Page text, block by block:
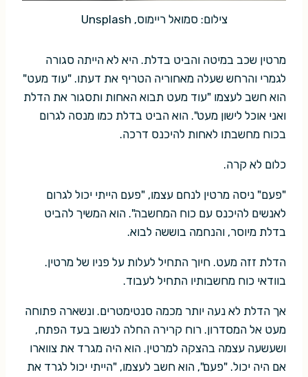
צילום: סמואל ריימוס, Unsplash
מרטין שכב במיטה והביט בדלת. היא לא הייתה סגורה
לגמרי והרחש שעלה מאחוריה הטריף את דעתו. "עוד מעט"
הוא חשב לעצמו "עוד מעט תבוא האחות ותסגור את הדלת
ואני אוכל לישון מעט". הוא הביט בדלת כמו מנסה לגרום
בכוח מחשבתו לאחות להיכנס דרכה.
כלום לא קרה.
"פעם" ניסה מרטין לנחם עצמו, "פעם הייתי יכול לגרום
לאנשים להיכנס עם כוח המחשבה". הוא המשיך להביט
בדלת מיוסר, והנחמה בוששה לבוא.
הדלת זזה מעט. חיוך התחיל לעלות על פניו של מרטין.
בוודאי כוח מחשבותיו התחיל לעבוד.
אך הדלת לא נעה יותר מכמה סנטימטרים. ונשארה פתוחה
מעט אל המסדרון. רוח קרירה החלה לנשוב בעד הפתח,
ושעשעה עצמה בהצקה למרטין. הוא היה מגרד את צווארו
אם היה יכול. "פעם", הוא חשב לעצמו, "הייתי יכול לגרד את